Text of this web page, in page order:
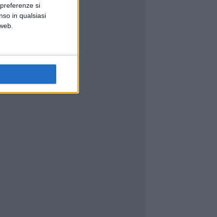
si
in qualsiasi